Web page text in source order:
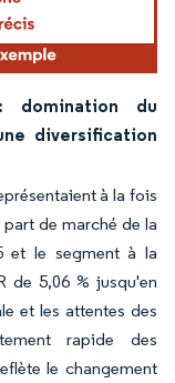
domination du
diversification
à la fois
de marché de la
et le segment à la
de 5,06 % jusqu'en
et les attentes des
rapide des
le changement